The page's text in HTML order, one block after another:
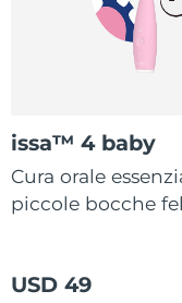
issa™ 4 baby
Cura orale
piccole bocche
USD 49